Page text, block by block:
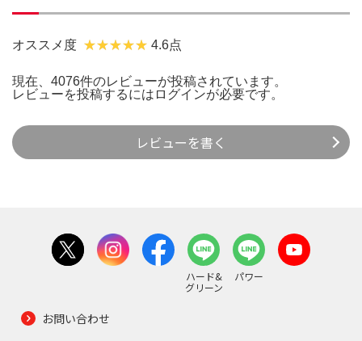
オススメ度 4.6点
現在、4076件のレビューが投稿されています。
レビューを投稿するには ログインが必要です。
レビューを書く
ハード&
グリーン
パワー
お問い合わせ